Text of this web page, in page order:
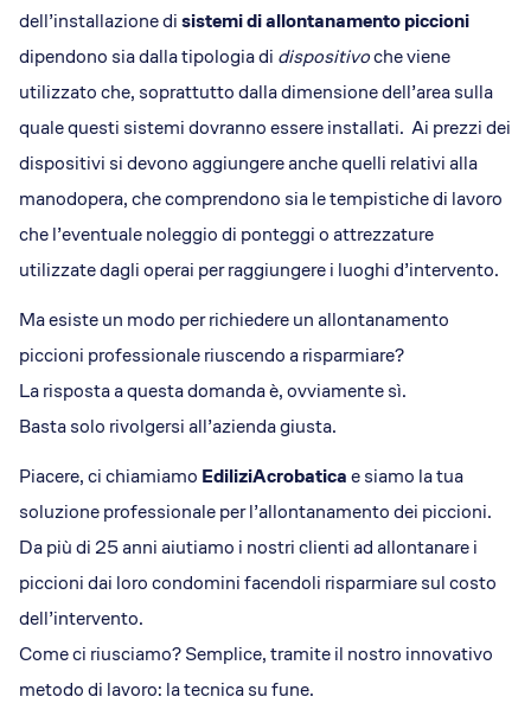
dell’installazione disistemi di allontanamento piccioni
dipendono sia dalla tipologia di dispositivoche viene
utilizzato che, soprattutto dalla dimensione dell’area sulla
quale questi sistemi dovranno essere installati. Ai prezzi dei
dispositivi si devono aggiungere anche quelli relativi alla
manodopera, che comprendono sia le tempistiche di lavoro
che l’eventuale noleggio di ponteggi o attrezzature
utilizzate dagli operai per raggiungere i luoghi d’intervento.
Ma esiste un modo per richiedere un allontanamento
piccioni professionale riuscendo a risparmiare?
La risposta a questa domanda è, ovviamente sì.
Basta solo rivolgersi all’azienda giusta.
Piacere, ci chiamiamo EdiliziAcrobaticae siamo la tua
soluzione professionale per l’allontanamento dei piccioni.
Da più di 25 anni aiutiamo i nostri clienti ad allontanare i
piccioni dai loro condomini facendoli risparmiare sul costo
dell’intervento.
Come ci riusciamo? Semplice, tramite il nostro innovativo
metodo di lavoro: la tecnica su fune.